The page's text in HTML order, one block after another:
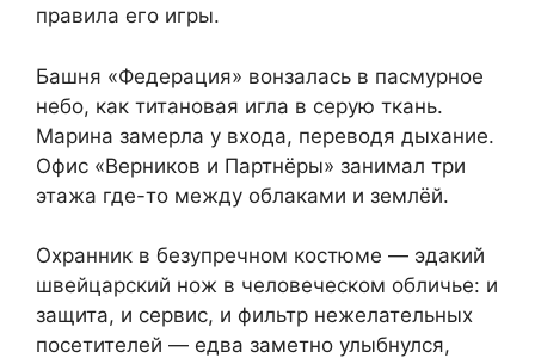
правила его игры.
Башня «Федерация» вонзалась в пасмурное
небо, как титановая игла в серую ткань.
Марина замерла у входа, переводя дыхание.
Офис «Верников и Партнёры» занимал три
этажа где-то между облаками и землёй.
Охранник в безупречном костюме — эдакий
швейцарский нож в человеческом обличье: и
защита, и сервис, и фильтр нежелательных
посетителей — едва заметно улыбнулся,